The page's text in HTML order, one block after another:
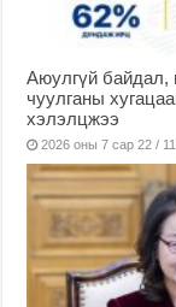
Аюулгүй байдал,
чуулганы
хэлэлцжээ
2026 оны 7 сар 22 /